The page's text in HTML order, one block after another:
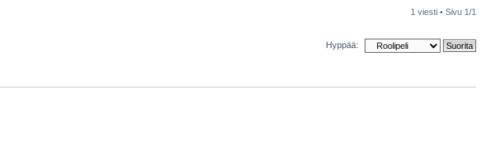
1 viesti • Sivu 1 /1
Hyppää: